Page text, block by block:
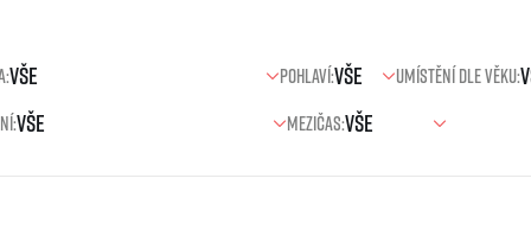
Pro veřejnost
FAQ (Často kladené dotazy)
Pohlaví: Umístění dle věku:
Mezičas: